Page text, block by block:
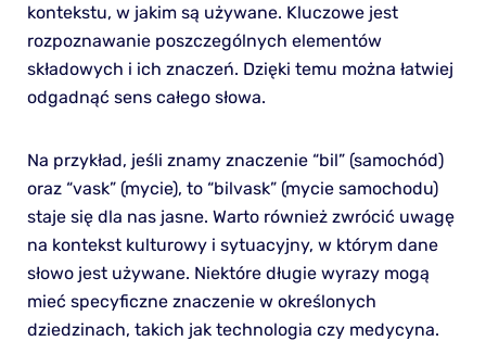
kontekstu, w jakim są używane. Kluczowe jest
rozpoznawanie poszczególnych elementów
składowych i ich znaczeń. Dzięki temu można łatwiej
odgadnąć sens całego słowa.
Na przykład, jeśli znamy znaczenie “bil” (samochód)
oraz “vask” (mycie), to “bilvask” (mycie samochodu)
staje się dla nas jasne. Warto również zwrócić uwagę
na kontekst kulturowy i sytuacyjny, w którym dane
słowo jest używane. Niektóre długie wyrazy mogą
mieć specyficzne znaczenie w określonych
dziedzinach, takich jak technologia czy medycyna.